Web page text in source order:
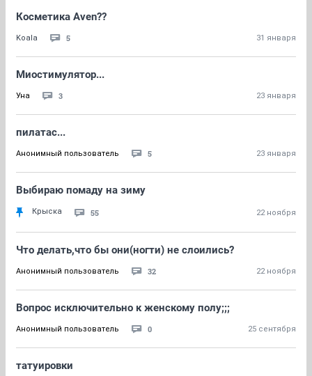
Косметика Aven??
Koala 5 31 января
Миостимулятор...
Уна 3 23 января
пилатас...
Анонимный пользователь 5 23 января
Выбираю помаду на зиму
Крыска 55 22 ноября
Что делать,что бы они(ногти) не слоились?
Анонимный пользователь 32 22 ноября
Вопрос исключительно к женскому полу;;;
Анонимный пользователь 0 25 сентября
татуировки